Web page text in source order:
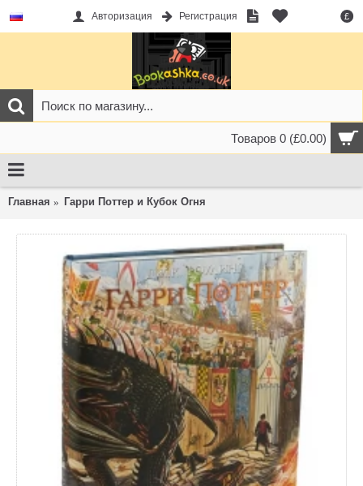
£
Авторизация Регистрация
Товаров 0 (£0.00)
Главная Гарри Поттер и Кубок Огня